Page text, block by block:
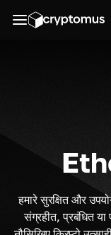
हमारे सुरक्षित और
संग्रहीत, प्रबंधित